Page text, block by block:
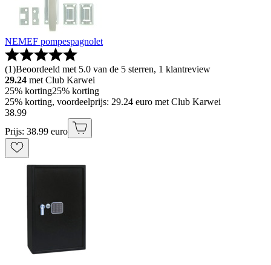
NEMEF pompespagnolet
(1)Beoordeeld met 5.0 van de 5 sterren, 1 klantreview
29.24 met Club Karwei
25% korting25% korting
25% korting, voordeelprijs: 29.24 euro met Club Karwei
38.99
Prijs: 38.99 euro